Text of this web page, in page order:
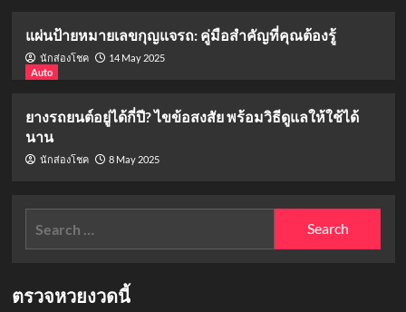
แผ่นป้ายหมายเลขกุญแจรถ: คู่มือสำคัญที่คุณต้องรู้
นักส่องโชค
14 May 2025
Auto
ยางรถยนต์อยู่ได้กี่ปี? ไขข้อสงสัย พร้อมวิธีดูแลให้ใช้ได้
นาน
นักส่องโชค 8 May 2025
ตรวจหวยงวดนี้